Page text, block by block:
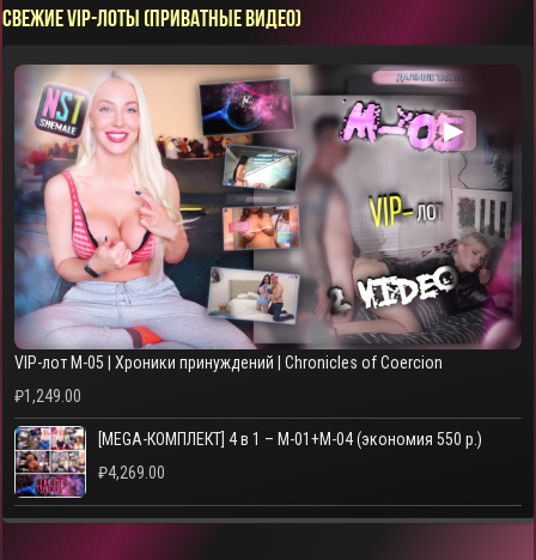
СВЕЖИЕ VIP-ЛОТЫ (ПРИВАТНЫЕ ВИДЕО)
▶
VIP-лот M-05 | Хроники принуждений | Chronicles of Coercion
₽1,249.00
[MEGA-КОМПЛЕКТ] 4 в 1 – M-01+M-04 (экономия 550 р.)
₽4,269.00